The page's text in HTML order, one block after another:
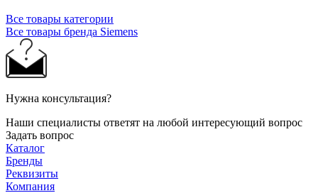
Все товары категории
Все товары бренда Siemens
Нужна консультация?
Наши специалисты ответят на любой интересующий вопрос
Задать вопрос
Каталог
Бренды
Реквизиты
Компания